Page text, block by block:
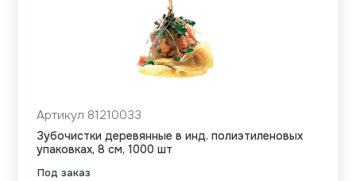
Под заказ
Артикул 81210033
Зубочистки деревянные в инд. полиэтиленовых
упаковках, 8 см, 1000 шт